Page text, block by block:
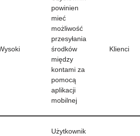
powinien
mieć
możliwość
przesyłania
środków
między
kontami za
pomocą
aplikacji
mobilnej
Klienci
Użytkownik